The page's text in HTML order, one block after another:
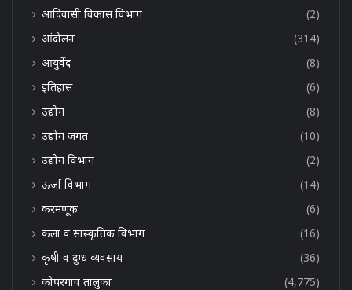
आदिवासी विकास विभाग
(2)
आंदोलन
(314)
आयुर्वेद
(8)
इतिहास
(6)
उद्योग
(8)
उद्योग जगत
(10)
उद्योग विभाग
(2)
ऊर्जा विभाग
(14)
करमणूक
(6)
कला व सांस्कृतिक विभाग
(16)
कृषी व दुग्ध व्यवसाय
(36)
कोपरगाव तालुका
(4,775)